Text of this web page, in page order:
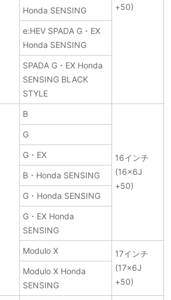
+50)
Honda SENSING
e:HEV SPADA G・EX
Honda SENSING
SPADA G・EX Honda
SENSING BLACK
STYLE
B
16インチ
(16×6J
+50)
G
G・EX
B・Honda SENSING
G・Honda SENSING
G・EX Honda
SENSING
Modulo X
17インチ
(17×6J
+50)
Modulo X Honda
SENSING